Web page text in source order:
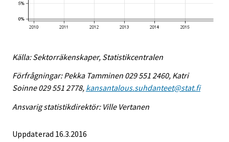
Källa: Sektorräkenskaper, Statistikcentralen
Förfrågningar: Pekka Tamminen 029 551 2460, Katri
Soinne 029 551 2778, kansantalous.suhdanteet@stat.fi
Ansvarig statistikdirektör: Ville Vertanen
Uppdaterad 16.3.2016